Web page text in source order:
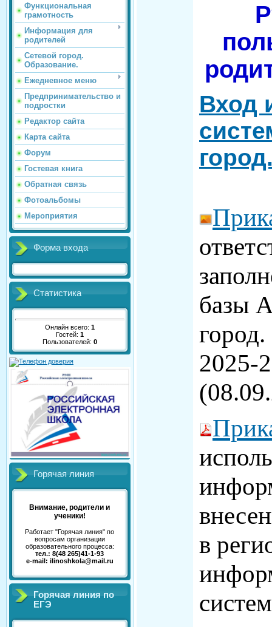
Функциональная
грамотность
Информация для
родителей
Сетевой город.
Образование.
Ежедневное меню
Предпринимательство и
подростки
Редактор сайта
Карта сайта
Форум
Гостевая книга
Обратная связь
Фотоальбомы
Мероприятия
Форма входа
Статистика
Онлайн всего: 1
Гостей: 1
Пользователей: 0
Горячая линия
Внимание, родители и
ученики!
Работает "Горячая линия" по
вопросам организации
образовательного процесса:
тел.: 8(48 265)41-1-93
e-mail: ilinoshkola@mail.ru
Горячая линия по
ЕГЭ
Вход
базы
2025-
в